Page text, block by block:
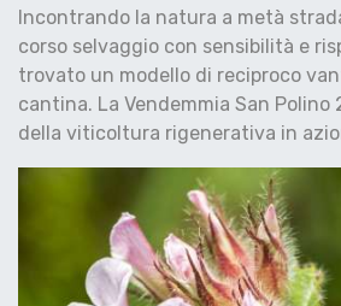
Incontrando la natura a metà
corso selvaggio con sensibilità e
trovato un modello di reciproco
cantina. La Vendemmia San Polino
della viticoltura rigenerativa in